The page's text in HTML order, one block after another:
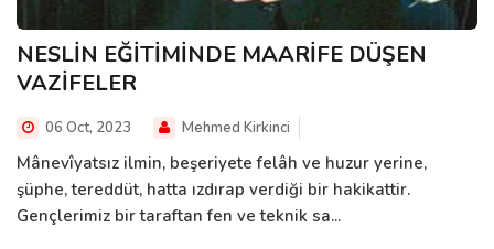
NESLİN EĞİTİMİNDE MAARİFE DÜŞEN
VAZİFELER
06 Oct, 2023 Mehmed Kirkinci
Mânevîyatsız ilmin, beşeriyete felâh ve huzur yerine,
şüphe, tereddüt, hatta ızdırap verdiği bir hakikattir.
Gençlerimiz bir taraftan fen ve teknik sa...